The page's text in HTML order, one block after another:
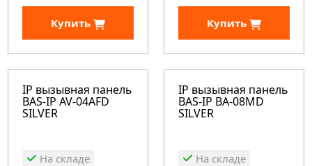
Купить Купить
IP вызывная панель
BAS-IP AV-04AFD
SILVER
На складе
IP вызывная панель
BAS-IP BA-08MD
SILVER
На складе